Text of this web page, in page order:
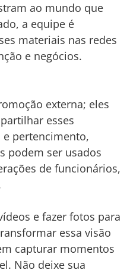
ao mundo que
a equipe é
materiais nas redes
e negócios.
externa; eles
esses
pertencimento,
podem ser usados
de funcionários,
e fazer fotos para
essa visão
capturar momentos
Não deixe sua